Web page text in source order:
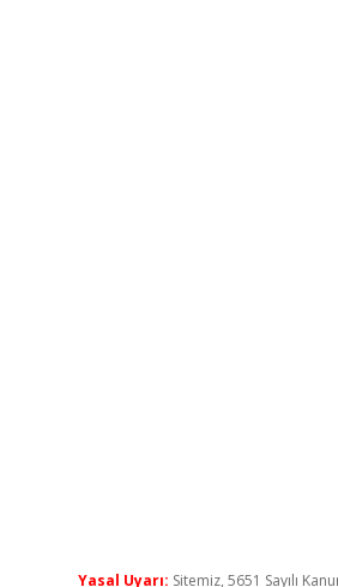
Yasal Uyarı: Sitemiz, 5651 Sayılı